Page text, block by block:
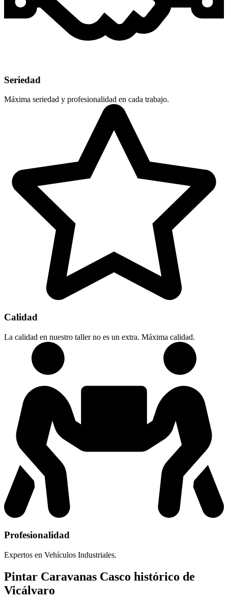
Seriedad
Máxima seriedad y profesionalidad en cada trabajo.
Calidad
La calidad en nuestro taller no es un extra. Máxima calidad.
Profesionalidad
Expertos en Vehículos Industriales.
Pintar Caravanas Casco histórico de
Vicálvaro